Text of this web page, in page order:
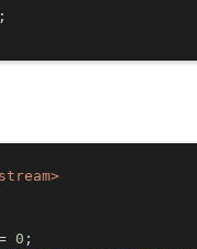
;
0 ;